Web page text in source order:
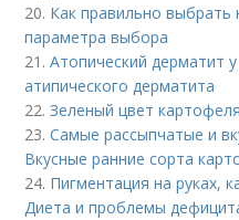
20. Как правильно выбрать
параметра выбора
21.Атопический дерматит
атипического дерматита
22.Зеленый цвет
23.Самые рассыпчатые и
Вкусные ранние сорта
24. Пигментация на руках,
Диета и проблемы